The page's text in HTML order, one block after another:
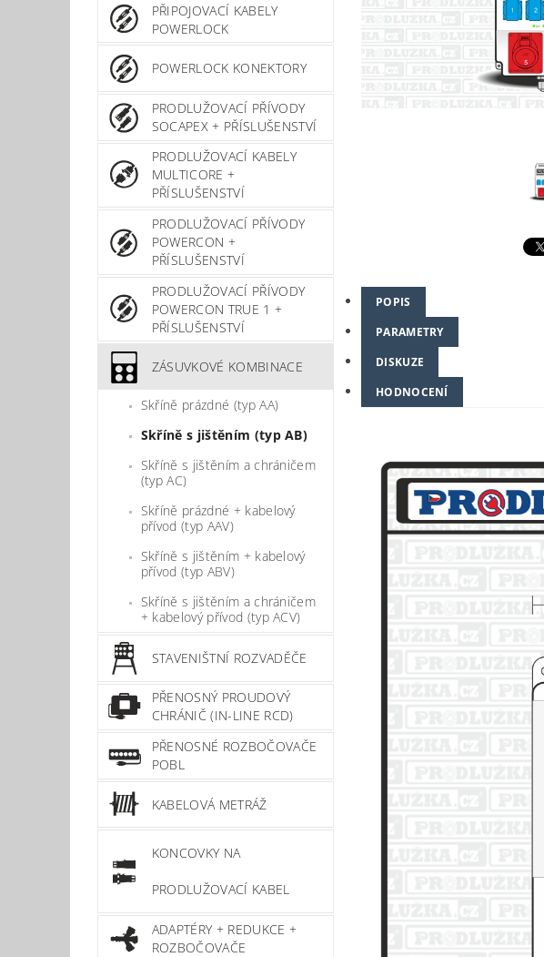
PŘIPOJOVACÍ KABELY
POWERLOCK
POWERLOCK KONEKTORY
PRODLUŽOVACÍ PŘÍVODY
SOCAPEX + PŘÍSLUŠENSTVÍ
PRODLUŽOVACÍ KABELY
MULTICORE +
PŘÍSLUŠENSTVÍ
PRODLUŽOVACÍ PŘÍVODY
POWERCON +
PŘÍSLUŠENSTVÍ
PRODLUŽOVACÍ PŘÍVODY
POWERCON TRUE 1 +
PŘÍSLUŠENSTVÍ
ZÁSUVKOVÉ KOMBINACE
Skříně prázdné (typ AA)
Skříně s jištěním (typ AB)
Skříně s jištěním a chráničem
(typ AC)
Skříně prázdné + kabelový
přívod (typ AAV)
Skříně s jištěním + kabelový
přívod (typ ABV)
Skříně s jištěním a chráničem
+ kabelový přívod (typ ACV)
STAVENIŠTNÍ ROZVADĚČE
PŘENOSNÝ PROUDOVÝ
CHRÁNIČ (IN-LINE RCD)
PŘENOSNÉ ROZBOČOVAČE
POBL
KABELOVÁ METRÁŽ
KONCOVKY NA
PRODLUŽOVACÍ KABEL
ADAPTÉRY + REDUKCE +
ROZBOČOVAČE
POPIS
PARAMETRY
DISKUZE
HODNOCENÍ